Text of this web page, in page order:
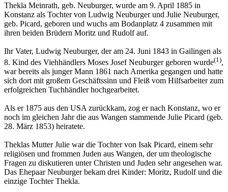
Thekla Meinrath, geb. Neuburger, wurde am 9. April 1885 in
Konstanz als Tochter von Ludwig Neuburger und Julie Neuburger,
geb. Picard, geboren und wuchs am Bodanplatz 4 zusammen mit
ihren beiden Brüdern Moritz und Rudolf auf.
Ihr Vater, Ludwig Neuburger, der am 24. Juni 1843 in Gailingen als
8. Kind des Vieh­händlers Moses Josef Neubur­ger geboren wurde(1),
war bereits als junger Mann 1861 nach Amerika gegangen und hatte
sich dort mit großem Geschäfts­sinn und Fleiß vom Hilfsarbeiter zum
erfolgreichen Tuchhändler hochge­arbeitet.
Als er 1875 aus den USA zurückkam, zog er nach Konstanz, wo er
noch im gleichen Jahr die aus Wangen stammende Julie Picard (geb.
28. März 1853) heiratete.
Theklas Mutter Julie war die Tochter von Isak Picard, einem sehr
religiösen und frommen Juden aus Wangen, der um theologische
Fragen zu disku­tieren unter Christen und Juden sehr angesehen war.
Das Ehepaar Neuburger bekam drei Kinder: Moritz, Rudolf und die
einzige Tochter Thekla.